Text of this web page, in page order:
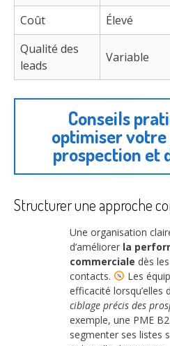
Coût Élevé
Qualité des
leads
Variable
Conseils
optimiser
prospection et
Structurer une approche
Une organisation
d’améliorer la
commerciale dès
contacts.
Les
efficacité lorsqu’elles
ciblage précis des
exemple, une PME
segmenter ses listes